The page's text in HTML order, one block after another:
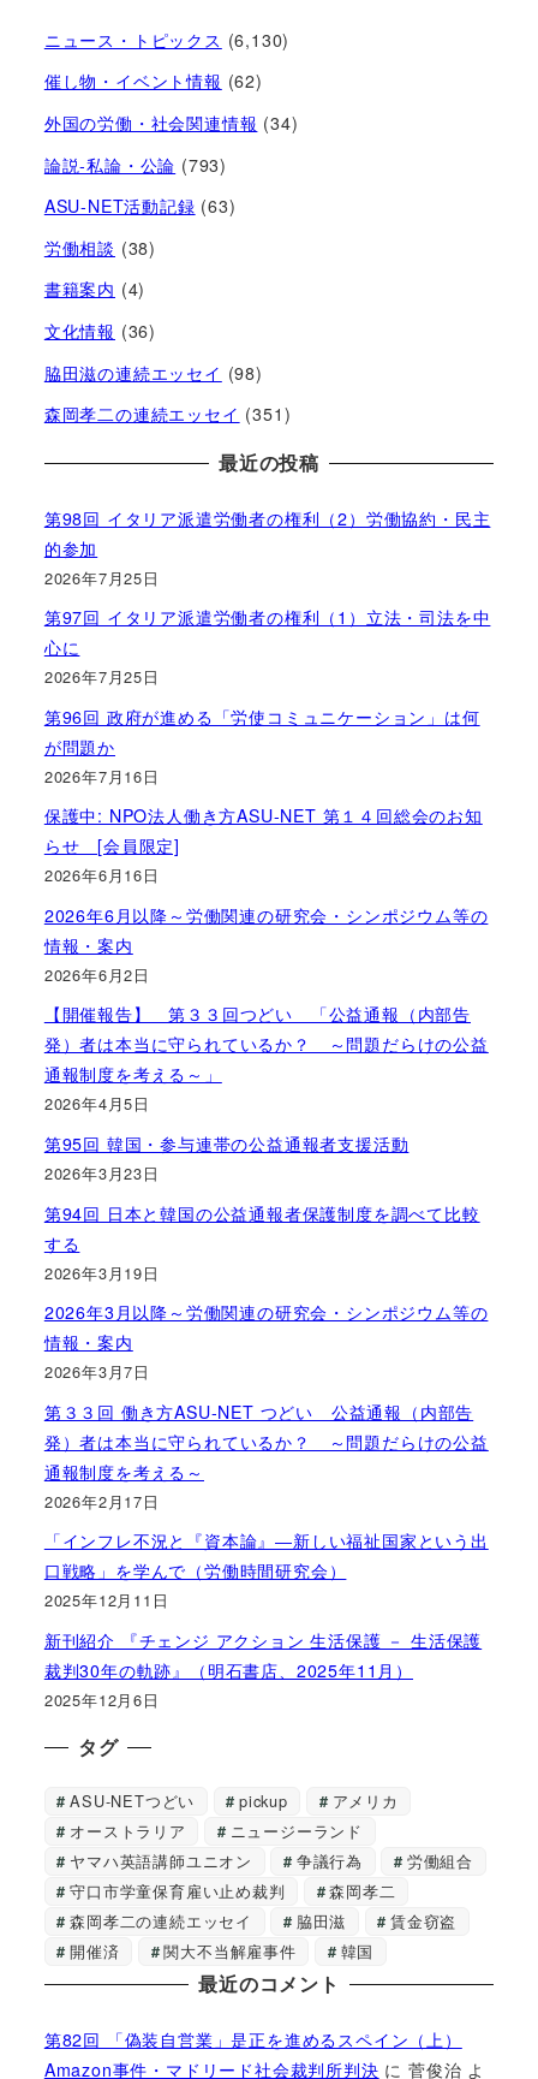
ニュース・トピックス (6,130)
催し物・イベント情報 (62)
外国の労働・社会関連情報 (34)
論説-私論・公論 (793)
ASU-NET活動記録 (63)
労働相談 (38)
書籍案内 (4)
文化情報 (36)
脇田滋の連続エッセイ (98)
森岡孝二の連続エッセイ (351)
最近の投稿
第98回 イタリア派遣労働者の権利（2）労働協約・民主
的参加
2026年7月25日
第97回 イタリア派遣労働者の権利（1）立法・司法を中
心に
2026年7月25日
第96回 政府が進める「労使コミュニケーション」は何
が問題か
2026年7月16日
保護中: NPO法人働き方ASU-NET 第１４回総会のお知
らせ [会員限定]
2026年6月16日
2026年6月以降～労働関連の研究会・シンポジウム等の
情報・案内
2026年6月2日
【開催報告】 第３３回つどい 「公益通報（内部告
発）者は本当に守られているか？ ～問題だらけの公益
通報制度を考える～」
2026年4月5日
第95回 韓国・参与連帯の公益通報者支援活動
2026年3月23日
第94回 日本と韓国の公益通報者保護制度を調べて比較
する
2026年3月19日
2026年3月以降～労働関連の研究会・シンポジウム等の
情報・案内
2026年3月7日
第３３回 働き方ASU-NET つどい 公益通報（内部告
発）者は本当に守られているか？ ～問題だらけの公益
通報制度を考える～
2026年2月17日
「インフレ不況と『資本論』―新しい福祉国家という出
口戦略」を学んで（労働時間研究会）
2025年12月11日
新刊紹介 『チェンジ アクション 生活保護 － 生活保護
裁判30年の軌跡』（明石書店、2025年11月）
2025年12月6日
タグ
ASU-NETつどい pickup
アメリカ
オーストラリア
ニュージーランド
ヤマハ英語講師ユニオン
争議行為
労働組合
守口市学童保育雇い止め裁判
森岡孝二
森岡孝二の連続エッセイ
脇田滋
賃金窃盗
開催済
関大不当解雇事件 韓国
最近のコメント
第82回 「偽装自営業」是正を進めるスペイン（上）
Amazon事件・マドリード社会裁判所判決 に菅俊治 よ